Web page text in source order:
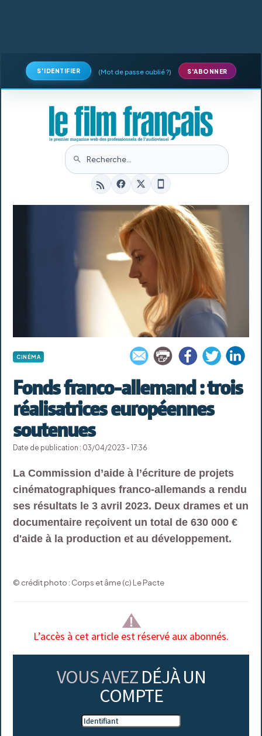
S'IDENTIFIER (Mot de passe oublié ?) S'ABONNER
CINÉMA
Fonds franco-allemand : trois
réalisatrices européennes
soutenues
Date de publication : 03/04/2023 - 17:36
La Commission d’aide à l’écriture de projets
cinématographiques franco-allemands a rendu
ses résultats le 3 avril 2023. Deux drames et un
documentaire reçoivent un total de 630 000 €
d'aide à la production et au développement.
© crédit photo : Corps et âme (c) Le Pacte
L’accès à cet article est réservé aux abonnés.
VOUS AVEZ DÉJÀ UN
COMPTE